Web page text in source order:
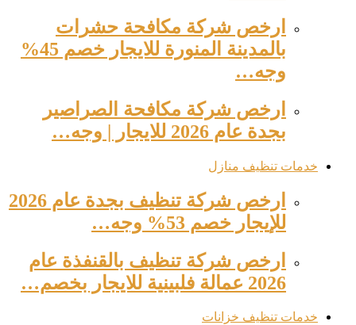
ارخص شركة مكافحة حشرات
بالمدينة المنورة للايجار خصم 45%
وجه…
ارخص شركة مكافحة الصراصير
بجدة عام 2026 للايجار | وجه…
خدمات تنظيف منازل
ارخص شركة تنظيف بجدة عام 2026
للإيجار خصم 53% وجه…
ارخص شركة تنظيف بالقنفذة عام
2026 عمالة فلبينية للايجار بخصم…
خدمات تنظيف خزانات